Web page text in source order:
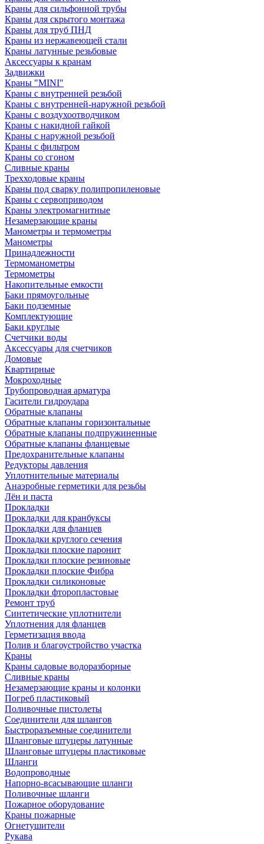
Краны для сильфонной трубы
Краны для скрытого монтажа
Краны для труб ПНД
Краны из нержавеющей стали
Краны латунные резьбовые
Аксессуары к кранам
Задвижки
Краны "MINI"
Краны с внутренней резьбой
Краны с внутренней-наружной резьбой
Краны с воздухоотводчиком
Краны с накидной гайкой
Краны с наружной резьбой
Краны с фильтром
Краны со сгоном
Сливные краны
Трехходовые краны
Краны под сварку полипропиленовые
Краны с сервоприводом
Краны электромагнитные
Незамерзающие краны
Манометры и термометры
Манометры
Принадлежности
Термоманометры
Термометры
Накопительные емкости
Баки прямоугольные
Баки подземные
Комплектующие
Баки круглые
Счетчики воды
Аксессуары для счетчиков
Домовые
Квартирные
Мокроходные
Трубопроводная арматура
Гасители гидроудара
Обратные клапаны
Обратные клапаны горизонтальные
Обратные клапаны подпружиненные
Обратные клапаны фланцевые
Предохранительные клапаны
Редукторы давления
Уплотнительные материалы
Анаэробные герметики для резьбы
Лён и паста
Прокладки
Прокладки для кранбуксы
Прокладки для фланцев
Прокладки круглого сечения
Прокладки плоские паронит
Прокладки плоские резиновые
Прокладки плоские Фибра
Прокладки силиконовые
Прокладки фторопластовые
Ремонт труб
Синтетические уплотнители
Уплотнения для фланцев
Герметизация ввода
Полив и благоустройство участка
Краны
Краны садовые водоразборные
Сливные краны
Незамерзающие краны и колонки
Погреб пластиковый
Поливочные пистолеты
Соединители для шлангов
Быстроразъемные соединители
Шланговые штуцеры латунные
Шланговые штуцеры пластиковые
Шланги
Водопроводные
Напорно-всасывающие шланги
Поливочные шланги
Пожарное оборудование
Краны пожарные
Огнетушители
Рукава